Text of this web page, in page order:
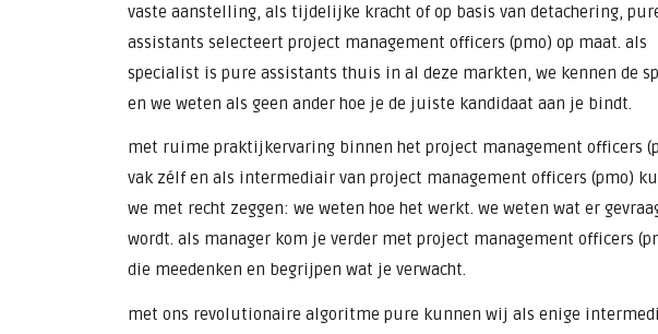
vaste aanstelling, als tijdelijke kracht of op basis van detachering,
assistants selecteert project management officers (pmo) op maat. als
specialist is pure assistants thuis in al deze markten, we kennen de
en we weten als geen ander hoe je de juiste kandidaat aan je bindt.
met ruime praktijkervaring binnen het project management officers
vak zélf en als intermediair van project management officers (pmo)
we met recht zeggen: we weten hoe het werkt. we weten wat er
wordt. als manager kom je verder met project management officers
die meedenken en begrijpen wat je verwacht.
met ons revolutionaire algoritme pure kunnen wij als enige